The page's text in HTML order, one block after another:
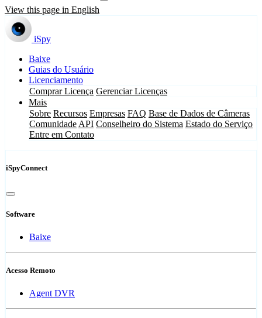
View this page in English
iSpy
Baixe
Guias do Usuário
Licenciamento
Comprar Licença Gerenciar Licenças
Mais
Sobre Recursos Empresas FAQ Base de Dados de Câmeras
Comunidade API Conselheiro do Sistema Estado do Serviço
Entre em Contato
iSpyConnect
Software
Baixe
Acesso Remoto
Agent DVR